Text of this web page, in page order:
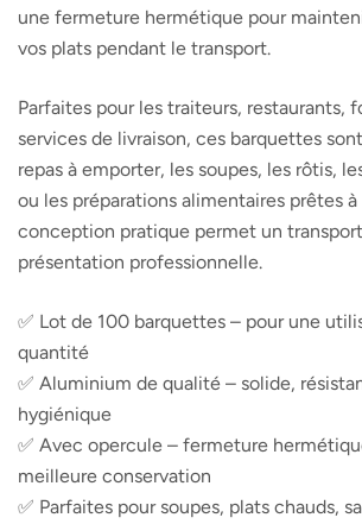
une fermeture hermétique pour
vos plats pendant le transport.
Parfaites pour les traiteurs, restaurants,
services de livraison, ces barquettes
repas à emporter, les soupes, les rôtis,
ou les préparations alimentaires prêtes
conception pratique permet un
présentation professionnelle.
✅ Lot de 100 barquettes – pour une
quantité
✅ Aluminium de qualité – solide,
hygiénique
✅ Avec opercule – fermeture
meilleure conservation
✅ Parfaites pour soupes, plats chauds,